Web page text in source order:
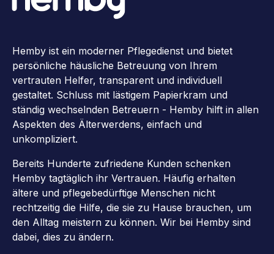
Hemby ist ein moderner Pflegedienst und bietet
persönliche häusliche Betreuung von Ihrem
vertrauten Helfer, transparent und individuell
gestaltet. Schluss mit lästigem Papierkram und
ständig wechselnden Betreuern - Hemby hilft in allen
Aspekten des Älterwerdens, einfach und
unkompliziert.
Bereits Hunderte zufriedene Kunden schenken
Hemby tagtäglich ihr Vertrauen. Häufig erhalten
ältere und pflegebedürftige Menschen nicht
rechtzeitig die Hilfe, die sie zu Hause brauchen, um
den Alltag meistern zu können. Wir bei Hemby sind
dabei, dies zu ändern.